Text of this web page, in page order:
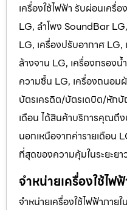
เครื่องใช้ไฟฟ้า รับผ่อนเครื่
LG, ลำโพง SoundBar
LG, เครื่องปรับอากาศ
ล้างจาน LG, เครื่องกรอง
ความชื้น LG, เครื่องถนอม
บัตรเครดิต/บัตรเดบิต/หัก
เดือน ได้สินค้าบริการคุณถึง
นอกเหนือจากค่ารายเดือน
ที่สุดของความคุ้มในระยะย
จำหน่ายเครื่องใช้ไฟ
จำหน่ายเครื่องใช้ไฟฟ้าภาย